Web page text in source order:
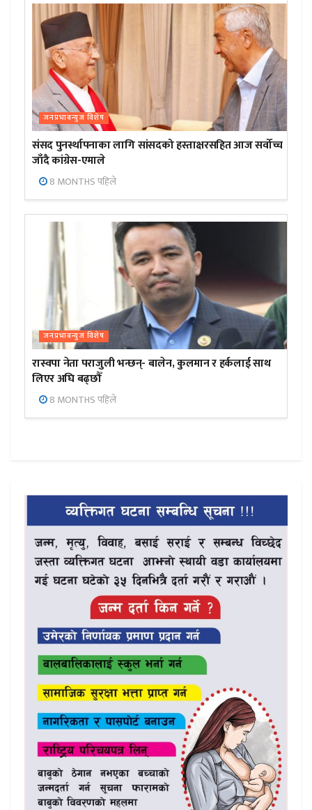
जनप्रभाबन्युज विशेष
संसद पुनर्स्थापनाका लागि सांसदको हस्ताक्षरसहित आज सर्वोच्च
जाँदै कांग्रेस-एमाले
8 MONTHS पहिले
जनप्रभाबन्युज विशेष
रास्वपा नेता पराजुली भन्छन्- बालेन, कुलमान र हर्कलाई साथ
लिएर अघि बढ्छौँ
8 MONTHS पहिले